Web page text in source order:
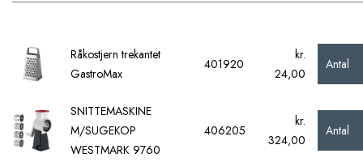
Råkostjern trekantet
GastroMax
401920
kr.
24,00
Antal
SNITTEMASKINE
M/SUGEKOP
WESTMARK 9760
406205
kr.
324,00
Antal